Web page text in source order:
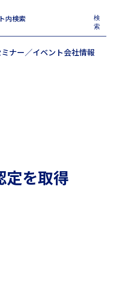
ナー／イベント会社情報
検
索
定を取得